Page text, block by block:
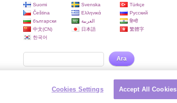
Suomi
Svenska
Türkçe
Čeština
Ελληνικά
Русский
български
العربية
हिन्दी
中文(CN)
日本語
繁體字
한국어
Ara
Cookies Settings Accept All Cookies